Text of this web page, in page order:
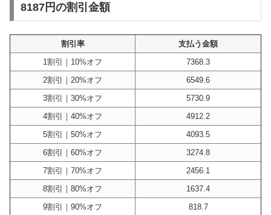
8187円の割引金額
割引率
支払う金額
1割引｜10%オフ
7368.3
2割引｜20%オフ
6549.6
3割引｜30%オフ
5730.9
4割引｜40%オフ
4912.2
5割引｜50%オフ
4093.5
6割引｜60%オフ
3274.8
7割引｜70%オフ
2456.1
8割引｜80%オフ
1637.4
9割引｜90%オフ
818.7